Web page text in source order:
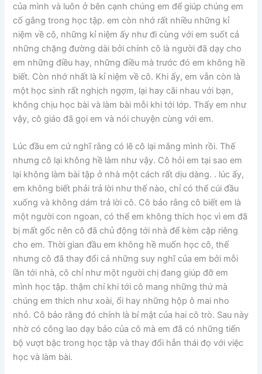
của mình và luôn ở bên cạnh chúng em để giúp chúng em
cố gắng trong học tập. em còn nhớ rất nhiều những kỉ
niệm về cô, những kỉ niệm ấy như đi cùng với em suốt cả
những chặng đường dài bởi chính cô là người đã dạy cho
em những điều hay, những điều mà trước đó em không hề
biết. Còn nhớ nhất là kỉ niệm về cô. Khi ấy, em vẫn còn là
một học sinh rất nghịch ngợm, lại hay cãi nhau với bạn,
không chịu học bài và làm bài mỗi khi tới lớp. Thấy em như
vậy, cô giáo đã gọi em và nói chuyện cùng với em.
Lúc đầu em cứ nghĩ rằng có lẽ cô lại mắng mình rồi. Thế
nhưng cô lại không hề làm như vậy. Cô hỏi em tại sao em
lại không làm bài tập ở nhà một cách rất dịu dàng. . lúc ấy,
em không biết phải trả lời như thế nào, chỉ có thể cúi đầu
xuống và không dám trả lời cô. Cô bảo rằng cô biết em là
một người con ngoan, có thể em không thích học vì em đã
bị mất gốc nên cô đã chủ động tới nhà để kèm cặp riêng
cho em. Thời gian đầu em không hề muốn học cô, thế
nhưng cô đã thay đổi cả những suy nghĩ của em bởi mỗi
lần tới nhà, cô chỉ như một người chị đang giúp đỡ em
mình học tập. thậm chí khi tới cô mang những thứ mà
chúng em thích như xoài, ổi hay những hộp ô mai nho
nhỏ. Cô bảo rằng đó chính là bí mật của hai cô trò. Sau này
nhờ có công lao dạy bảo của cô mà em đã có những tiến
bộ vượt bậc trong học tập và thay đổi hẳn thái đọ với việc
học và làm bài.